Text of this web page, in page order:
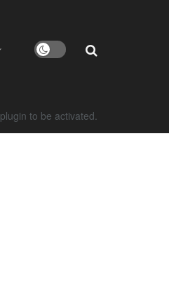
plugin to be activated.